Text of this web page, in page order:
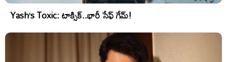
Yash’s Toxic: టాక్సిక్..భారీ సేఫ్ గేమ్!